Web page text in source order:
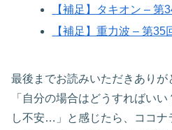
【補足】タキオン – 第
【補足】重力波 – 第35
最後までお読みいただきありが
「自分の場合はどうすればい
し不安…」と感じたら、ココナ